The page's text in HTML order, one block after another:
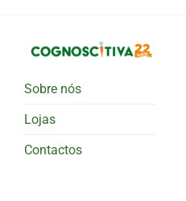
Sobre nós
Lojas
Contactos